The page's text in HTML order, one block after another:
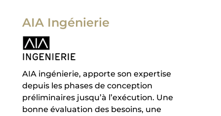
AIA Ingénierie
AIA ingénierie, apporte son expertise
depuis les phases de conception
préliminaires jusqu’à l’exécution. Une
bonne évaluation des besoins, une